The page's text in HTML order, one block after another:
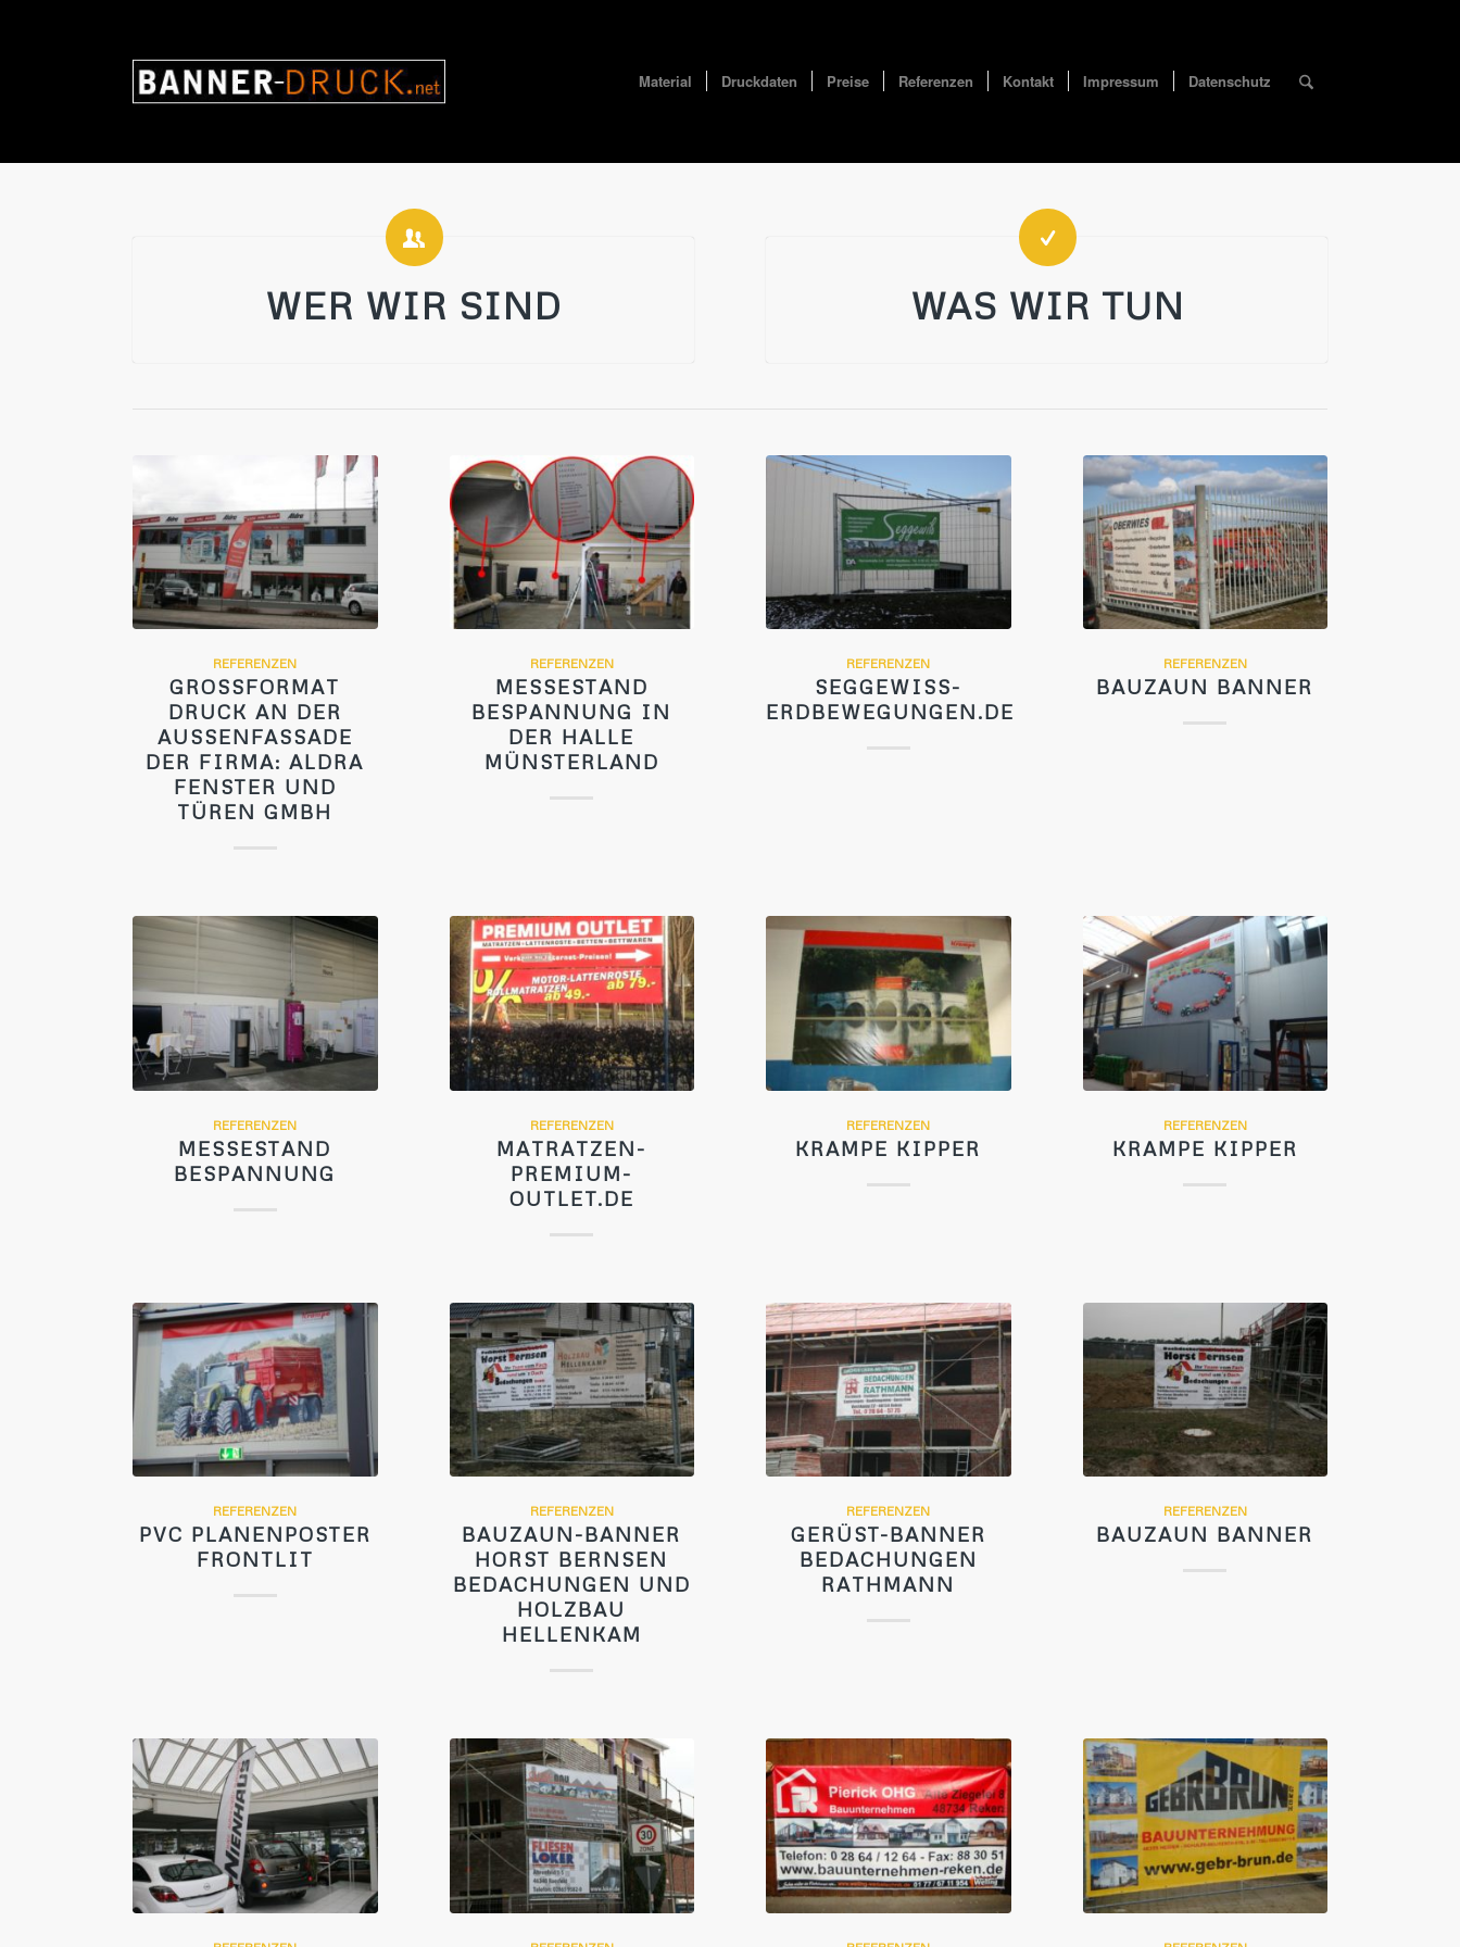
Material Druckdaten Preise Referenzen Kontakt Impressum Datenschutz
WER WIR SIND WAS WIR TUN
REFERENZEN
GROSSFORMAT D
RUCK AN DER A
USSENFASSADE DE
R FIRMA: ALDRA FE
NSTER UND TÜ
REN GMBH
REFERENZEN
MESSESTAND
BESPANNUNG IN
DER HALLE
MÜNSTERLAND
REFERENZEN
SEGGEWISS-
ERDBEWEGUNGEN.DE
REFERENZEN
BAUZAUN BANNER
REFERENZEN
MESSESTAND
BESPANNUNG
REFERENZEN
MATRATZEN-
PREMIUM-
OUTLET.DE
REFERENZEN
KRAMPE KIPPER
REFERENZEN
KRAMPE KIPPER
REFERENZEN
PVC PLANENPOSTER
FRONTLIT
REFERENZEN
BAUZAUN-BANNER
HORST BERNSEN
BEDACHUNGEN UND
HOLZBAU
HELLENKAM
REFERENZEN
GERÜST-BANNER
BEDACHUNGEN
RATHMANN
REFERENZEN
BAUZAUN BANNER